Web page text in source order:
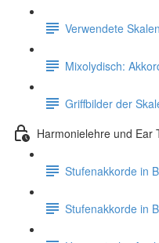
Verwendete Skalen
Mixolydisch:
Griffbilder der
Harmonielehre und Ear
Stufenakkorde in
Stufenakkorde in